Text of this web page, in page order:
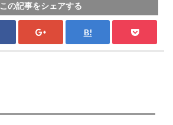
この記事をシェアする
B!